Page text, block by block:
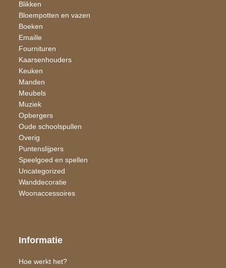
Blikken
Bloempotten en vazen
Boeken
Emaille
Fournituren
Kaarsen​houders
Keuken
Manden
Meubels
Muziek
Opbergers
Oude schoolspullen
Overig
Puntenslijpers
Speelgoed en spellen
Uncategorized
Wand​decoratie
Woon​accessoires
Informatie
Hoe werkt het?